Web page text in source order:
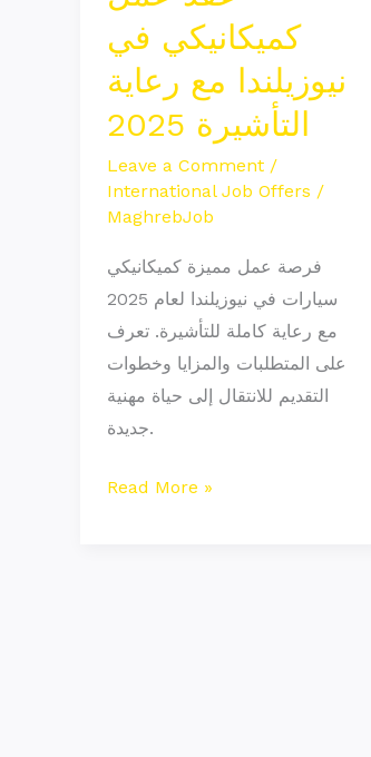
كميكانيكي في
نيوزيلندا مع رعاية
التأشيرة 2025
Leave a Comment /
International Job Offers /
MaghrebJob
فرصة عمل مميزة كميكانيكي
سيارات في نيوزيلندا لعام 2025
مع رعاية كاملة للتأشيرة. تعرف
على المتطلبات والمزايا وخطوات
التقديم للانتقال إلى حياة مهنية
جديدة.
نيوزيلندا
مع
رعاية
التأشيرة
Read More »